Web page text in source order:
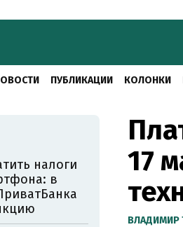
ПУБЛИКАЦИИ КОЛОНКИ
17
ВЛАДИМИР
налоги
в